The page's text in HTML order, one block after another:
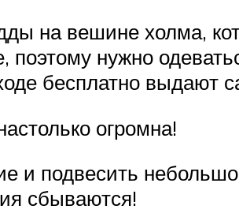
на вешине холма,
нужно
бесплатно выдают
огромна!
и подвесить
сбываются!